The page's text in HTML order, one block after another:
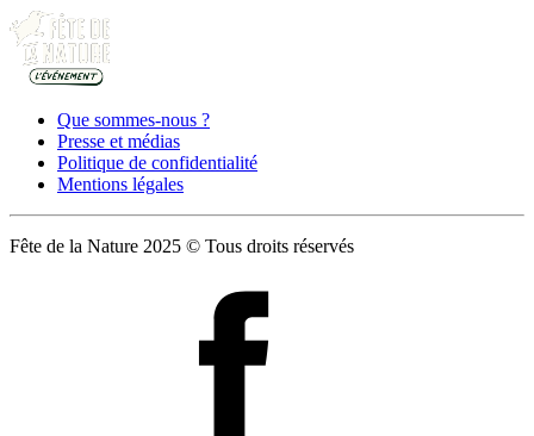
Que sommes-nous ?
Presse et médias
Politique de confidentialité
Mentions légales
Fête de la Nature 2025 © Tous droits réservés